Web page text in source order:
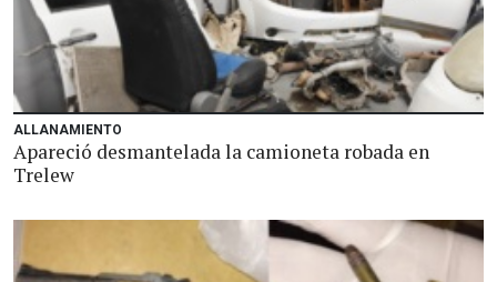
ALLANAMIENTO
Apareció desmantelada la camioneta robada en
Trelew